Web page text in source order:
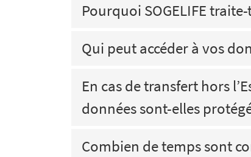
Pourquoi SOGELIFE
Qui peut accéder à vos
En cas de transfert hors
données sont-elles
Combien de temps sont